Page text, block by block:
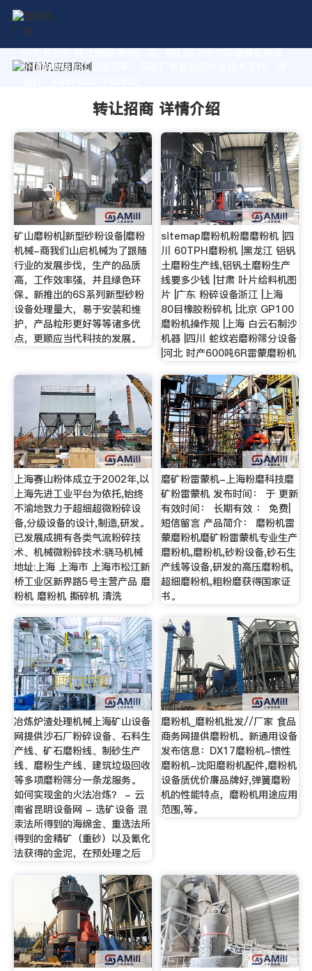
作为专业的 转让招商 制造厂家，我们致力于为您量身定制高
价值的粉体加工系统方案。获取厂家直销报价及技术支持，请
转让招商 详情介绍
矿山磨粉机|新型砂粉设备|磨粉
机械-商我们山启机械为了跟随
行业的发展步伐，生产的品质
高，工作效率强，并且绿色环
保。新推出的6S系列新型砂粉
设备处理量大，易于安装和维
护，产品粒形更好等等诸多优
点，更顺应当代科技的发展。
sitemap磨粉机粉磨磨粉机 |四
川 60TPH磨粉机 |黑龙江 铝钒
土磨粉生产线,铝钒土磨粉生产
线要多少钱 |甘肃 叶片给料机图
片 |广东 粉碎设备浙江 |上海
80目橡胶粉碎机 |北京 GP100
磨粉机操作规 |上海 白云石制沙
机器 |四川 蛇纹岩磨粉筛分设备
|河北 时产600吨6R雷蒙磨粉机
上海赛山粉体成立于2002年,以
上海先进工业平台为依托,始终
不渝地致力于超细超微粉碎设
备,分级设备的设计,制造,研发。
已发展成拥有各类气流粉碎技
术、机械微粉碎技术:骁马机械
地址:上海 上海市 上海市松江新
桥工业区新界路5号主营产品 磨
粉机 磨粉机 撕碎机 清洗
磨矿粉雷蒙机-上海粉磨科技磨
矿粉雷蒙机 发布时间： 于 更新
有效时间： 长期有效 ： 免费|
短信留言 产品简介： 磨粉机雷
蒙磨粉机磨矿粉雷蒙机专业生产
磨粉机,磨粉机,砂粉设备,砂石生
产线等设备,研发的高压磨粉机,
超细磨粉机,粗粉磨获得国家证
书。
冶炼炉渣处理机械上海矿山设备
网提供沙石厂粉碎设备、石料生
产线、矿石磨粉线、制砂生产
线、磨粉生产线、建筑垃圾回收
等多项磨粉筛分一条龙服务。
如何实现金的火法冶炼？ - 云
南省昆明设备网 - 选矿设备 混
汞法所得到的海绵金、重选法所
得到的金精矿（重砂）以及氰化
法获得的金泥，在预处理之后
磨粉机_磨粉机批发//厂家 食品
商务网提供磨粉机。新通用设备
发布信息：DX17磨粉机-惯性
磨粉机-沈阳磨粉机配件,磨粉机
设备质优价廉品牌好,弹簧磨粉
机的性能特点，磨粉机用途应用
范围,等。